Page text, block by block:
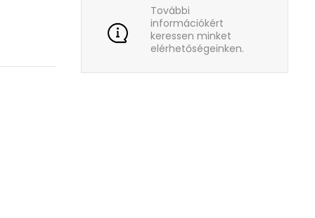
További
információkért
keressen minket
elérhetőségeinken.